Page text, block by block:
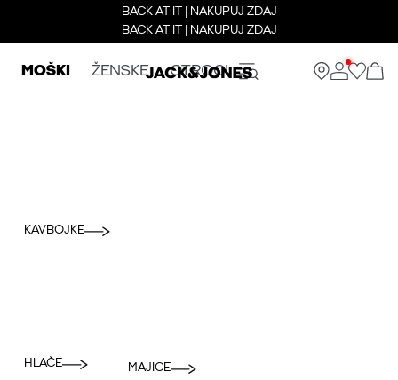
BACK AT IT | NAKUPUJ ZDAJ
BACK AT IT | NAKUPUJ ZDAJ
MOŠKI ŽENSKE OTROCI
KAVBOJKE
HLAČE MAJICE